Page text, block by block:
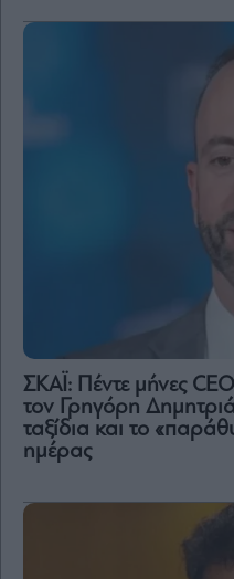
ΣΚΑΪ: Πέντε μήνες CEO
τον Γρηγόρη
ταξίδια και το
ημέρας